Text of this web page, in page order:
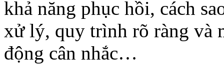
khả năng phục hồi, cách
xử lý, quy trình rõ ràng và
động cân nhắc…